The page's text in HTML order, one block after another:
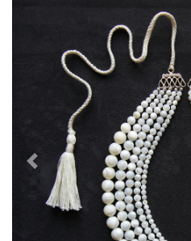
Previous